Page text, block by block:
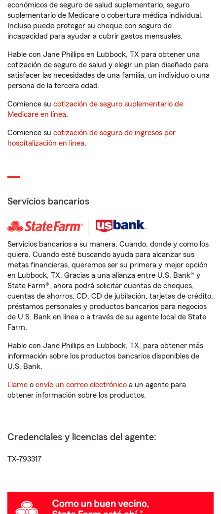
económicos de seguro de salud suplementario, seguro
suplementario de Medicare o cobertura médica individual.
Incluso puede proteger su cheque con seguro de
incapacidad para ayudar a cubrir gastos mensuales.
Hable con Jane Phillips en Lubbock, TX para obtener una
cotización de seguro de salud y elegir un plan diseñado para
satisfacer las necesidades de una familia, un individuo o una
persona de la tercera edad.
Comience su cotización de seguro suplementario de
Medicare en línea.
Comience su cotización de seguro de ingresos por
hospitalización en línea.
Servicios bancarios
Servicios bancarios a su manera. Cuando, donde y como los
quiera. Cuando esté buscando ayuda para alcanzar sus
metas financieras, queremos ser su primera y mejor opción
en Lubbock, TX. Gracias a una alianza entre U.S. Bank® y
State Farm®, ahora podrá solicitar cuentas de cheques,
cuentas de ahorros, CD, CD de jubilación, tarjetas de crédito,
préstamos personales y productos bancarios para negocios
de U.S. Bank en línea o a través de su agente local de State
Farm.
Hable con Jane Phillips en Lubbock, TX, para obtener más
información sobre los productos bancarios disponibles de
U.S. Bank.
Llame o envíe un correo electrónico a un agente para
obtener información sobre los productos.
Credenciales y licencias del agente:
TX-793317